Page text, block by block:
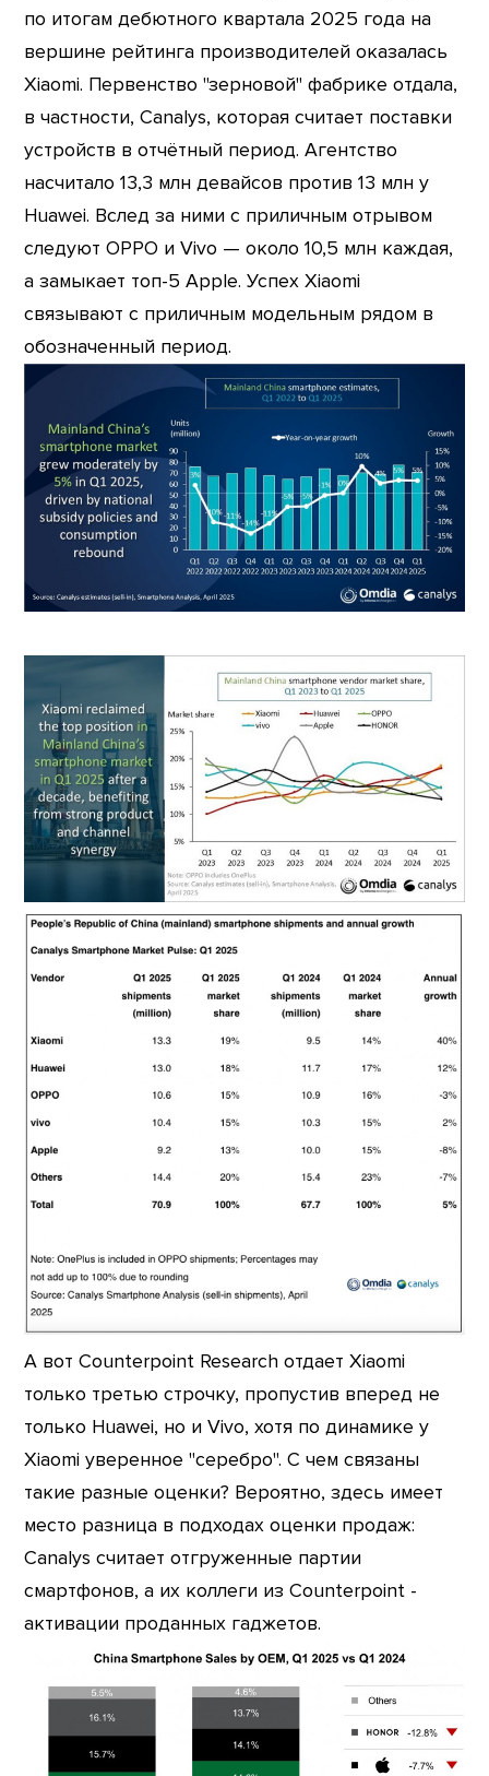
по итогам дебютного квартала 2025 года на
вершине рейтинга производителей оказалась
Xiaomi. Первенство "зерновой" фабрике отдала,
в частности, Canalys, которая считает поставки
устройств в отчётный период. Агентство
насчитало 13,3 млн девайсов против 13 млн у
Huawei. Вслед за ними с приличным отрывом
следуют OPPO и Vivo — около 10,5 млн каждая,
а замыкает топ-5 Apple. Успех Xiaomi
связывают с приличным модельным рядом в
обозначенный период.
А вот Counterpoint Research отдает Xiaomi
только третью строчку, пропустив вперед не
только Huawei, но и Vivo, хотя по динамике у
Xiaomi уверенное "серебро". С чем связаны
такие разные оценки? Вероятно, здесь имеет
место разница в подходах оценки продаж:
Canalys считает отгруженные партии
смартфонов, а их коллеги из Counterpoint -
активации проданных гаджетов.